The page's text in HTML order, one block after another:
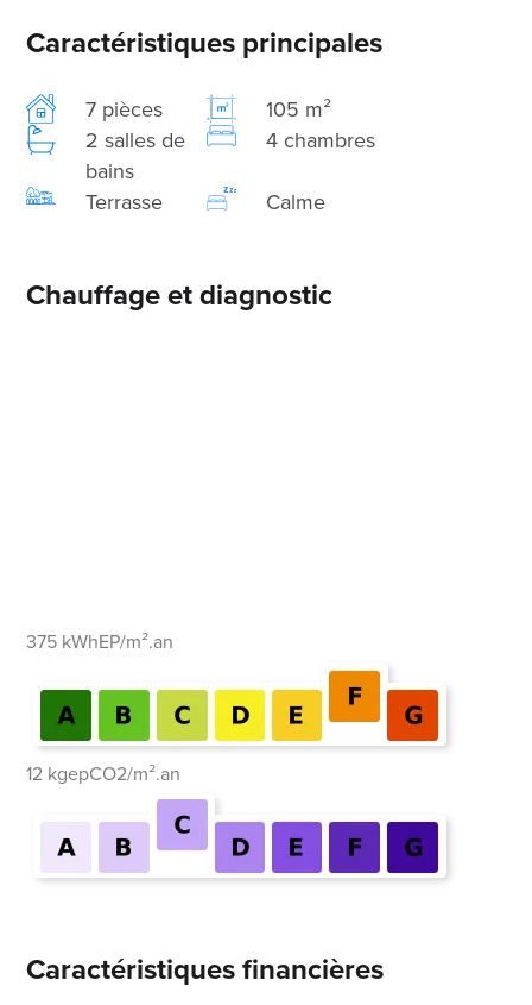
Caractéristiques principales
7 pièces
105 m²
2 salles de
bains
4 chambres
Terrasse
Calme
Chauffage et diagnostic
375 kWhEP/m².an
12 kgepCO2/m².an
Caractéristiques financières